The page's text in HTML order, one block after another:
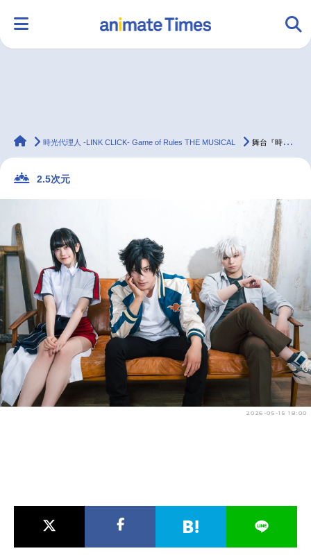
ラジオ みんなの声 グッズ 映画
2.5次元 配信・Vtuber トレンド 無料マンガ
最新記事一覧
アニメ記事一覧 声優記事一覧
アニメ映画一覧 実写化映画一覧
今期アニメ曜日別一覧
春アニメ 夏アニメ
animateTimes
時光代理人 -LINK CLICK- Game of Rules THE MUSICAL 舞台『時光代理人』武子直輝×佐奈宏紀×小泉萌香 インタビュー
2.5次元
2026-05-15 18:00